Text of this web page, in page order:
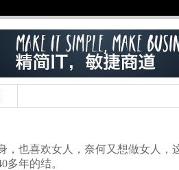
也喜欢女人，奈何又想做女人，
多年的结。